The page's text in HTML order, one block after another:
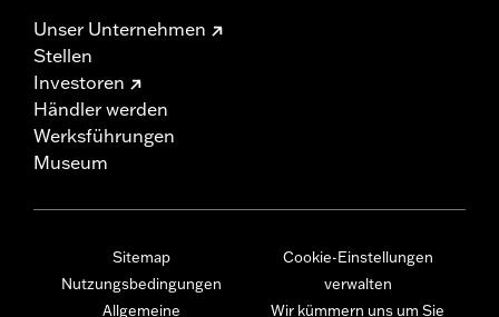
Unser Unternehmen
Stellen
Investoren
Händler werden
Werksführungen
Museum
Sitemap
Nutzungsbedingungen
Allgemeine
Cookie-Einstellungen
verwalten
Wir kümmern uns um Sie